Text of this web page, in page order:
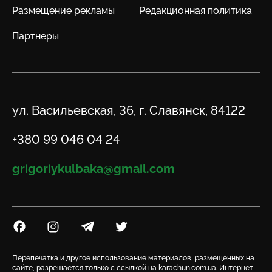
Размещение рекламы Редакционная политика
Партнеры
Адрес
ул. Васильевская, 36, г. Славянск, 84122
Телефон
+380 99 046 04 24
Email
grigoriykulbaka@gmail.com
Посилання на Facebook
Посилання на Instagram
Посилання на Telegram
Посилання на Twitter
Перепечатка и другое использование материалов, размещенных на
сайте, разрешается только с ссылкой на karachun.com.ua. Интернет-